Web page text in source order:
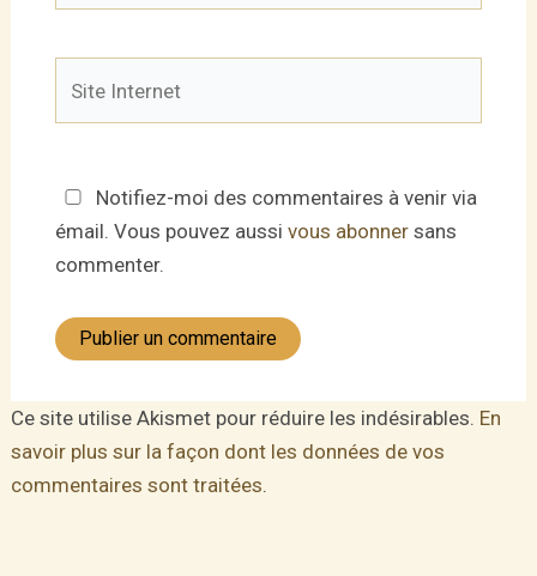
Internet
Notifiez-moi des commentaires à venir via
émail. Vous pouvez aussi vous abonnersans
commenter.
Ce site utilise Akismet pour réduire les indésirables. En
savoir plus sur la façon dont les données de vos
commentaires sont traitées.